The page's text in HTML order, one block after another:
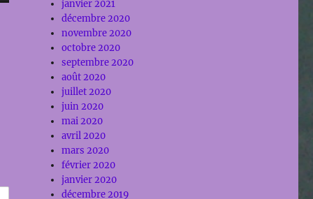
janvier 2021
décembre 2020
novembre 2020
octobre 2020
septembre 2020
août 2020
juillet 2020
juin 2020
mai 2020
avril 2020
mars 2020
février 2020
janvier 2020
décembre 2019